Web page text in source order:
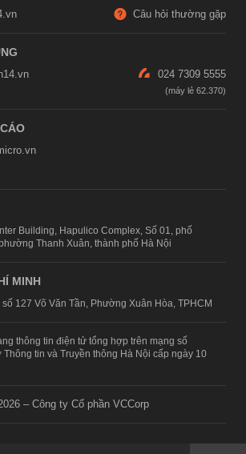
Câu hỏi thường gặp
024 7309 5555
Building, Hapulico Complex, Số 01, phố
Thanh Xuân, thành phố Hà Nội
MINH
127 Võ Văn Tần, Phường Xuân Hòa, TPHCM
thông tin điện tử tổng hợp trên mạng số
tin và Truyền thông Hà Nội cấp ngày 10
– Công ty Cổ phần VCCorp